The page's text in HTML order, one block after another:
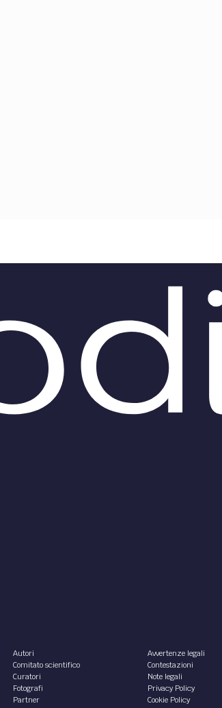
Autori
Comitato scientifico
Curatori
Fotografi
Partner
Avvertenze legali
Contestazioni
Note legali
Privacy Policy
Cookie Policy